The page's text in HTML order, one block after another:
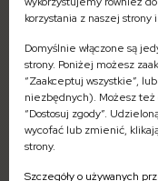
504-
korzystania z naszej
Domyślnie włączone są
strony. Poniżej możesz
“Zaakceptuj wszystkie”,
niezbędnych). Możesz też
“Dostosuj zgody”.
wycofać lub zmienić,
strony.
Szczegóły o używanych